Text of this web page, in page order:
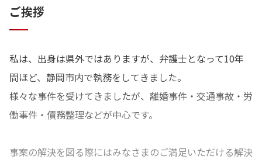
ご挨拶
私は、出身は県外ではありますが、弁護士となって10年
間ほど、静岡市内で執務をしてきました。
様々な事件を受けてきましたが、離婚事件・交通事故・労
働事件・債務整理などが中心です。
事案の解決を図る際にはみなさまのご満足いただける解決